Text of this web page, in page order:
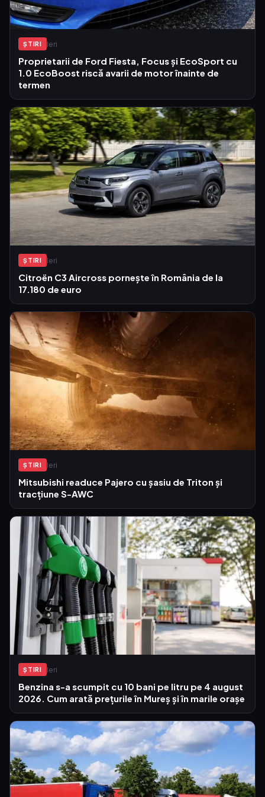
ŞTIRI Ieri
Proprietarii de Ford Fiesta, Focus și EcoSport cu
1.0 EcoBoost riscă avarii de motor înainte de
termen
ŞTIRI Ieri
Citroën C3 Aircross pornește în România de la
17.180 de euro
ŞTIRI Ieri
Mitsubishi readuce Pajero cu șasiu de Triton și
tracțiune S-AWC
ŞTIRI Ieri
Benzina s-a scumpit cu 10 bani pe litru pe 4 august
2026. Cum arată prețurile în Mureș și în marile orașe